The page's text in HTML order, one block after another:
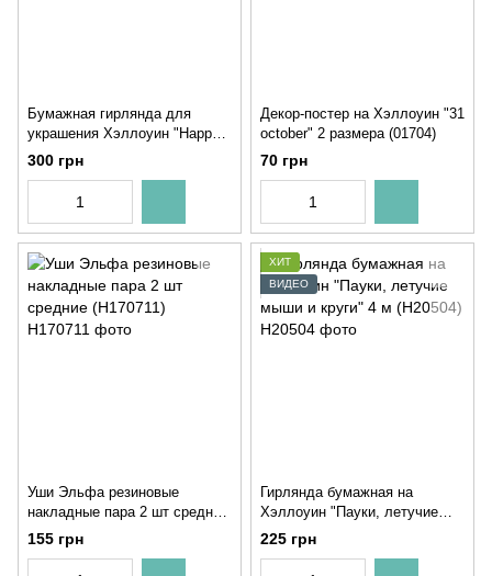
Бумажная гирлянда для
украшения Хэллоуин "Happy
Halloween" 14 флажков
(02603)
300 грн
Декор-постер на Хэллоуин "31
october" 2 размера (01704)
70 грн
Уши Эльфа резиновые
накладные пара 2 шт cредние
(H170711)
155 грн
ХИТ
ВИДЕО
Гирлянда бумажная на
Хэллоуин "Пауки, летучие
мыши и круги" 4 м (H20504)
225 грн